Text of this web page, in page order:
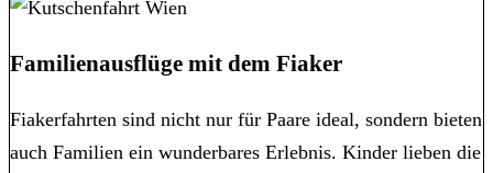
Familienausflüge mit dem Fiaker
Fiakerfahrten sind nicht nur für Paare ideal, sondern bieten
auch Familien ein wunderbares Erlebnis. Kinder lieben die